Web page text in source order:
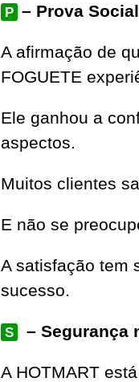
P – Prova Social
A afirmação de
FOGUETE
Ele ganhou a
aspectos.
Muitos clientes
E não se
A satisfação tem
sucesso.
S – Segurança
A HOTMART